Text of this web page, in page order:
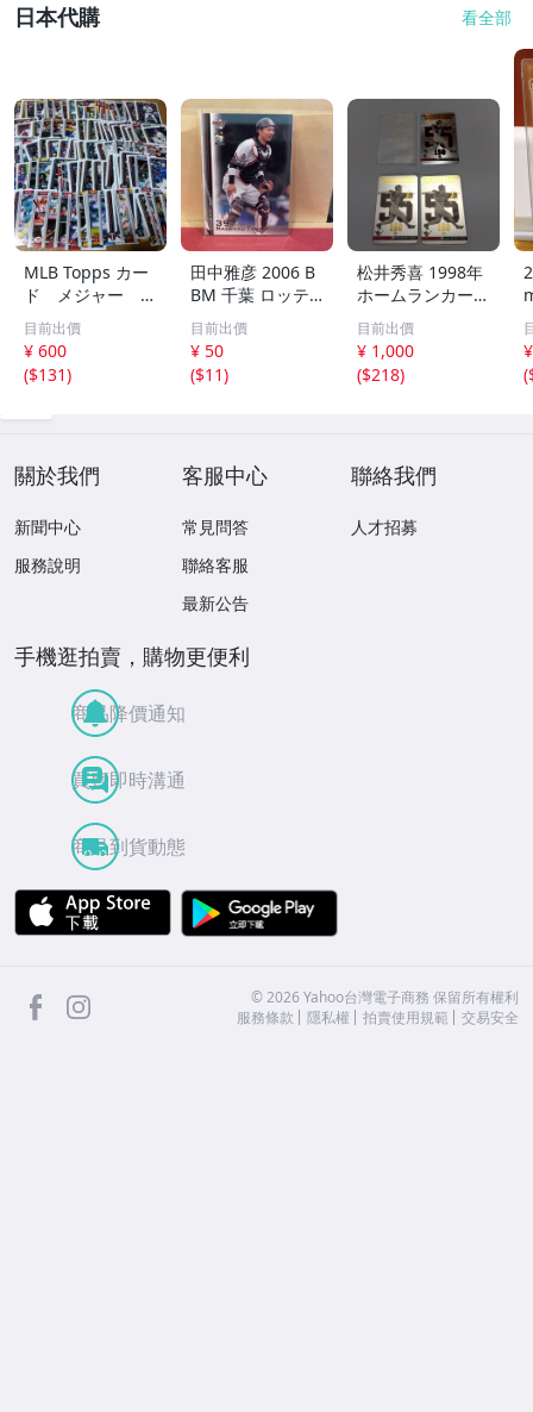
日本代購 看全部
MLB Topps カー
ド メジャー 1
00枚 2
目前出價
¥ 600
($131)
田中雅彦 2006 B
BM 千葉 ロッテ
マリーンズ トレ
カ プロ野球 カー
ド M37 スポーツ
アスリート トレ
目前出價
¥ 50
($11)
松井秀喜 1998年
ホームランカード
150号 記念カード
3枚セット 読売ジ
ャイアンツ 日本
テレビ 劇空間プ
目前出價
¥ 1,000
($218)
(
關於我們
新聞中心
服務說明
客服中心
常見問答
聯絡客服
最新公告
聯絡我們
人才招募
手機逛拍賣，購物更便利
商品降價通知
買賣即時溝通
商品到貨動態
APP Store
facebook ©2026 Yahoo台灣電子商務 保留所有權利
服務條款
隱私權 拍賣使用規範 交易安全